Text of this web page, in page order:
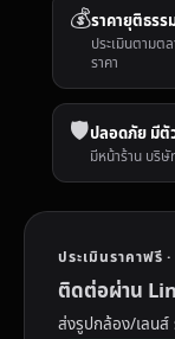
💰ราคายุติธรร
ประเมินตามต
ราคา
🛡️ปลอดภัย มีตั
มีหน้าร้าน บริษั
ประเมินราคาฟรี
ติดต่อผ่าน
ส่งรูปกล้อง/เลนส์